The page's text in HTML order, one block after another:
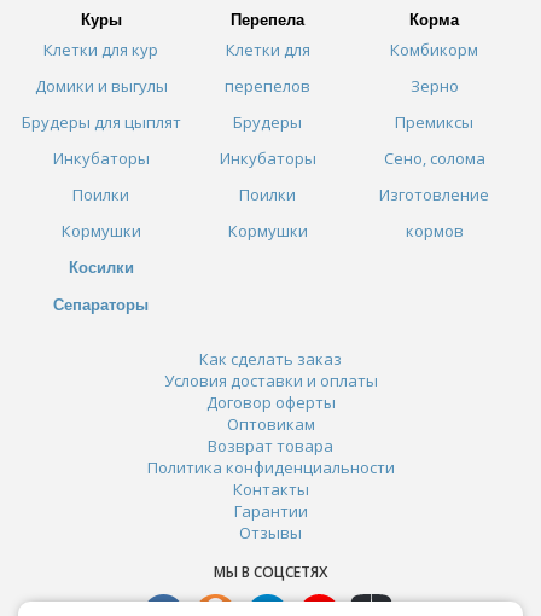
Куры
Клетки для кур
Домики и выгулы
Брудеры для цыплят
Инкубаторы
Поилки
Кормушки
Косилки
Сепараторы
Перепела
Клетки для
перепелов
Брудеры
Инкубаторы
Поилки
Кормушки
Корма
Комбикорм
Зерно
Премиксы
Сено, солома
Изготовление
кормов
Как сделать заказ
Условия доставки и оплаты
Договор оферты
Оптовикам
Возврат товара
Политика конфиденциальности
Контакты
Гарантии
Отзывы
МЫ В СОЦСЕТЯХ